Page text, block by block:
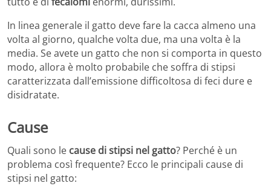
In linea generale il gatto deve fare la cacca almeno una
volta al giorno, qualche volta due, ma una volta è la
media. Se avete un gatto che non si comporta in questo
modo, allora è molto probabile che soffra di stipsi
caratterizzata dall’emissione difficoltosa di feci dure e
disidratate.
Cause
Quali sono le cause di stipsi nel gatto? Perché è un
problema così frequente? Ecco le principali cause di
stipsi nel gatto: